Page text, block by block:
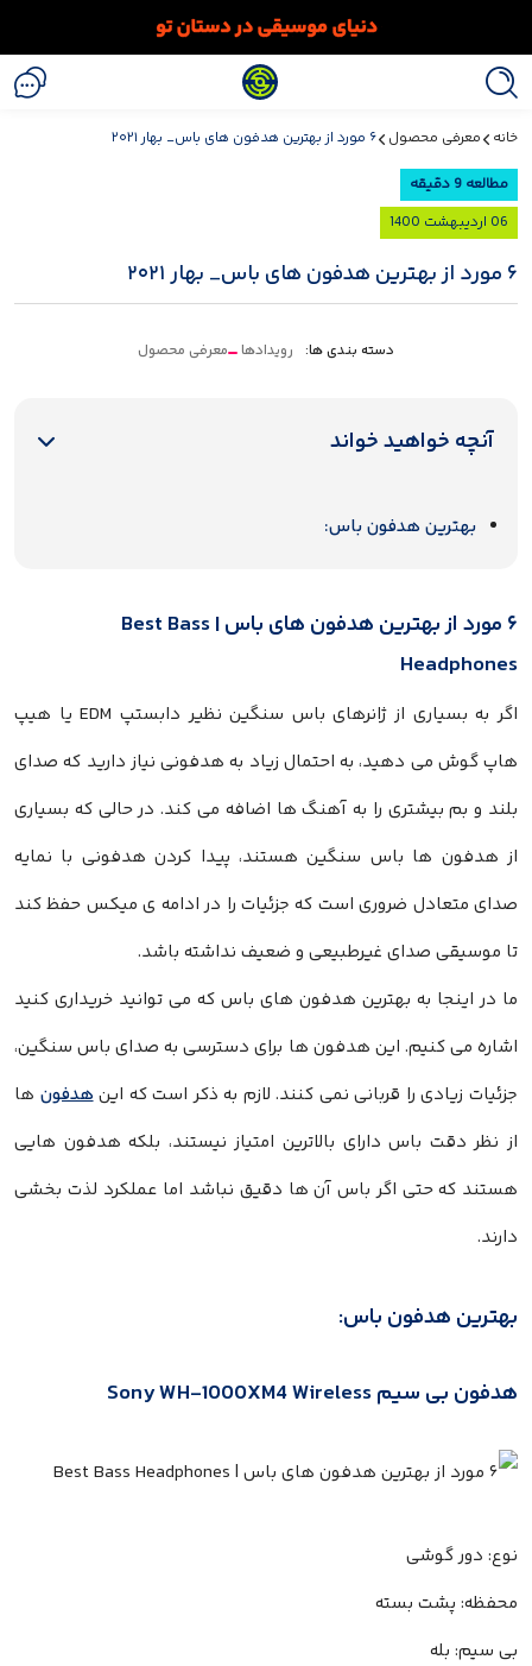
خانه معرفی محصول ۶ مورد از بهترین هدفون های باس_ بهار ۲۰۲۱
مطالعه 9 دقیقه
06 اردیبهشت 1400
۶ مورد از بهترین هدفون های باس_ بهار ۲۰۲۱
دسته بندی ها: رویدادها معرفی محصول
آنچه خواهید خواند
بهترین هدفون باس:
۶ مورد از بهترین هدفون های باس | Best Bass
Headphones
اگر به بسیاری از ژانرهای باس سنگین نظیر دابستپ EDM یا هیپ
هاپ گوش می دهید، به احتمال زیاد به هدفونی نیاز دارید که صدای
بلند و بم بیشتری را به آهنگ ها اضافه می کند. در حالی که بسیاری
از هدفون ها باس سنگین هستند، پیدا کردن هدفونی با نمایه
صدای متعادل ضروری است که جزئیات را در ادامه ی میکس حفظ کند
تا موسیقی صدای غیرطبیعی و ضعیف نداشته باشد.
ما در اینجا به بهترین هدفون های باس که می توانید خریداری کنید
اشاره می کنیم. این هدفون ها برای دسترسی به صدای باس سنگین،
جزئیات زیادی را قربانی نمی کنند. لازم به ذکر است که اینهدفون ها
از نظر دقت باس دارای بالاترین امتیاز نیستند، بلکه هدفون هایی
هستند که حتی اگر باس آن ها دقیق نباشد اما عملکرد لذت بخشی
دارند.
بهترین هدفون باس:
هدفون بی سیم Sony WH-1000XM4 Wireless
نوع: دور گوشی
محفظه: پشت بسته
بی سیم: بله